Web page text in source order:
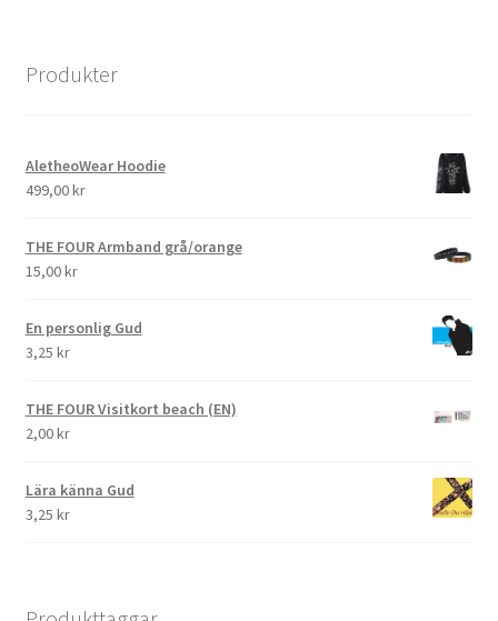
Produkter
AletheoWear Hoodie
499,00kr
THE FOUR Armband grå/orange
15,00kr
En personlig Gud
3,25 kr
THE FOUR Visitkort beach (EN)
2,00kr
Lära känna Gud
3,25 kr